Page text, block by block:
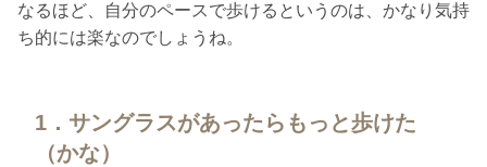
なるほど、自分のペースで歩けるというのは、かなり気持
ち的には楽なのでしょうね。
1．サングラスがあったらもっと歩けた
（かな）